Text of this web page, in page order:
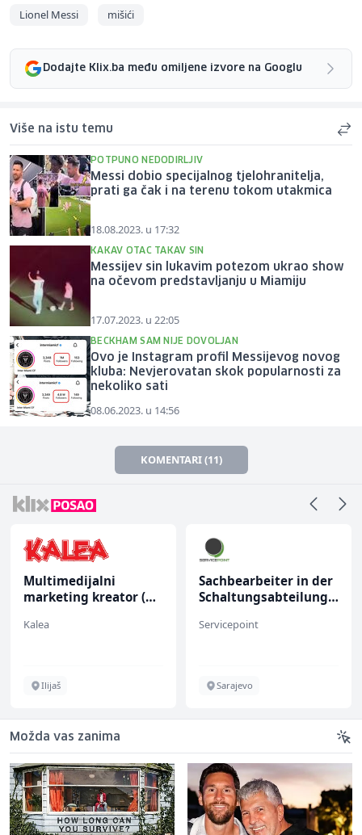
Lionel Messi mišići
Dodajte Klix.ba među omiljene izvore na Googlu
Više na istu temu
POTPUNO NEDODIRLJIV
Messi dobio specijalnog tjelohranitelja,
prati ga čak i na terenu tokom utakmica
18.08.2023. u 17:32
KAKAV OTAC TAKAV SIN
Messijev sin lukavim potezom ukrao show
na očevom predstavljanju u Miamiju
17.07.2023. u 22:05
BECKHAM SAM NIJE DOVOLJAN
Ovo je Instagram profil Messijevog novog
kluba: Nevjerovatan skok popularnosti za
nekoliko sati
08.06.2023. u 14:56
KOMENTARI (11)
Multimedijalni
marketing kreator (m/
Kalea
Ilijaš
Sachbearbeiter in der
Schaltungsabteilung
Servicepoint
Sarajevo
Možda vas zanima